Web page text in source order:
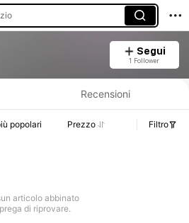
Segui
1 Follower
Recensioni
popolari Prezzo Filtro
articolo abbinato
di riprovare.